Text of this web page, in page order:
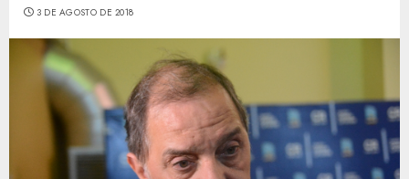
3 DE AGOSTO DE 2018